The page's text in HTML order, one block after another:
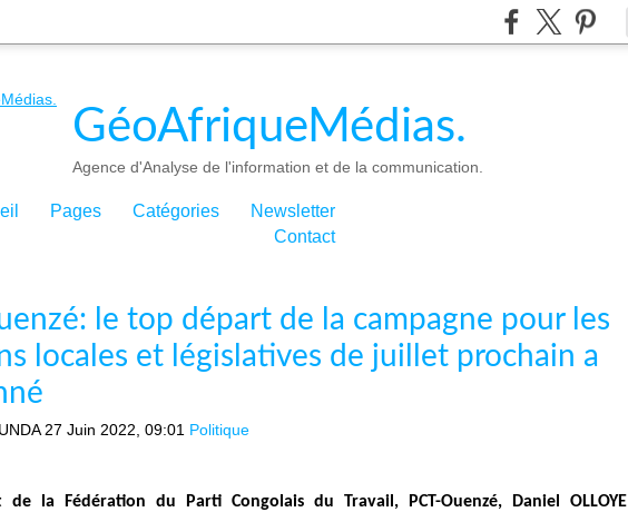
GéoAfriqueMédias.
Agence d'Analyse de l'information et de la communication.
Pages Catégories
Newsletter
Contact
le top départ de la campagne pour les
locales et législatives de juillet prochain a
27 Juin 2022, 09:01 Politique
de la Fédération du Parti Congolais du Travail, PCT-Ouenzé, Daniel OLLOYE